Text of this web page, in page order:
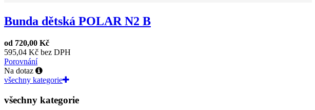
Bunda dětská POLAR N2 B
od 720,00 Kč
595,04 Kč bez DPH
Porovnání
Na dotaz
všechny kategorie
všechny kategorie